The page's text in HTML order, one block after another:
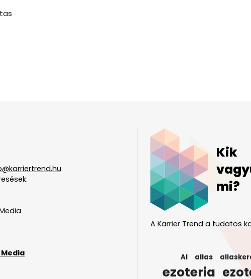
Kik
mi?
A Karrier Trend a tudatos
AI allas
ezoteria